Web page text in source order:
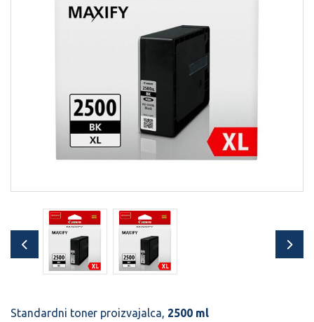
Standardni toner proizvajalca, 2500 ml